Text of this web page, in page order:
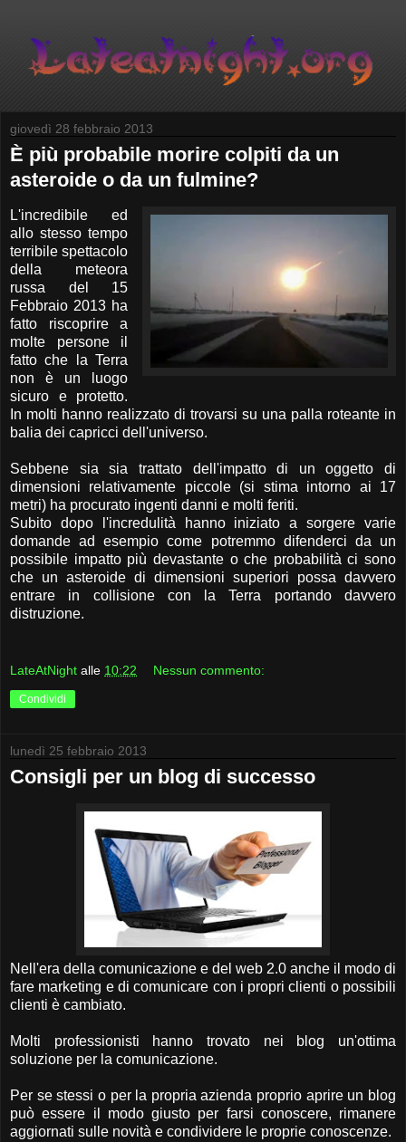
giovedì 28 febbraio 2013
È più probabile morire colpiti da un
asteroide o da un fulmine?
L'incredibile ed
allo stesso tempo
terribile spettacolo
della meteora
russa del 15
Febbraio 2013 ha
fatto riscoprire a
molte persone il
fatto che la Terra
non è un luogo
sicuro e protetto.
In molti hanno realizzato di trovarsi su una palla roteante in
balia dei capricci dell'universo.
Sebbene sia sia trattato dell'impatto di un oggetto di
dimensioni relativamente piccole (si stima intorno ai 17
metri) ha procurato ingenti danni e molti feriti.
Subito dopo l'incredulità hanno iniziato a sorgere varie
domande ad esempio come potremmo difenderci da un
possibile impatto più devastante o che probabilità ci sono
che un asteroide di dimensioni superiori possa davvero
entrare in collisione con la Terra portando davvero
distruzione.
LateAtNight alle 10:22 Nessun commento:
Condividi
lunedì 25 febbraio 2013
Consigli per un blog di successo
Nell'era della comunicazione e del web 2.0 anche il modo di
fare marketing e di comunicare con i propri clienti o possibili
clienti è cambiato.
Molti professionisti hanno trovato nei blog un'ottima
soluzione per la comunicazione.
Per se stessi o per la propria azienda proprio aprire un blog
può essere il modo giusto per farsi conoscere, rimanere
aggiornati sulle novità e condividere le proprie conoscenze.